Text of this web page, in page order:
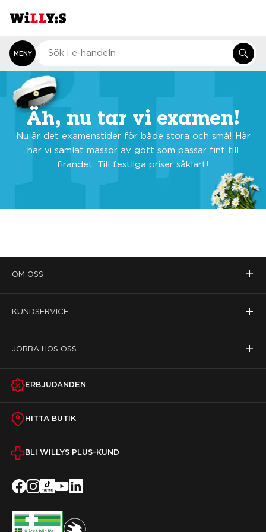
MENY
Äh, nu tar vi examen!
Nu är det examenstider för både stora och små! Här
har vi samlat massor av gott som passar fint till
firandet. Till festliga priser såklart!
OM OSS +
KUNDSERVICE +
JOBBA HOS OSS +
ERBJUDANDEN
HITTA BUTIK
BLI WILLYS PLUS-KUND